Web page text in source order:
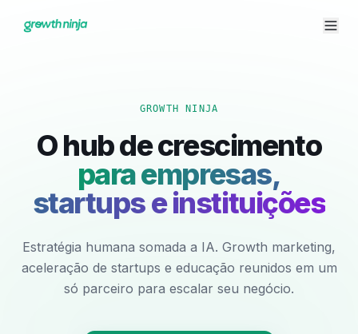
GROWTH NINJA
O hub de crescimento
para empresas,
startups e instituições
Estratégia humana somada a IA. Growth marketing,
aceleração de startups e educação reunidos em um
só parceiro para escalar seu negócio.